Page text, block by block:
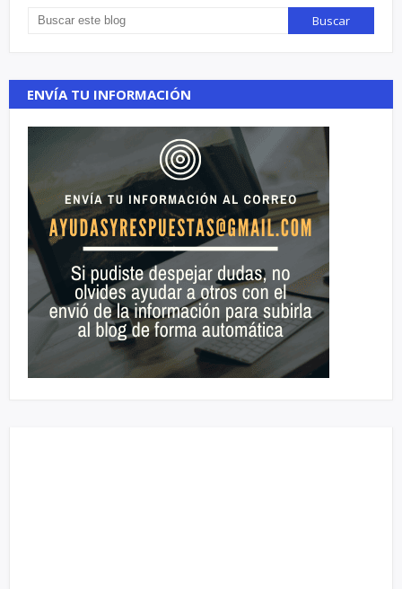
ENVÍA TU INFORMACIÓN